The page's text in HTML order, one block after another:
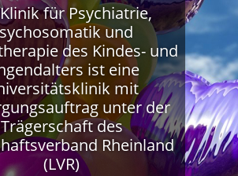
für Psychiatrie,
und
des Kindes- und
ist eine
mit
unter der
Trägerschaft des
Rheinland
(LVR)